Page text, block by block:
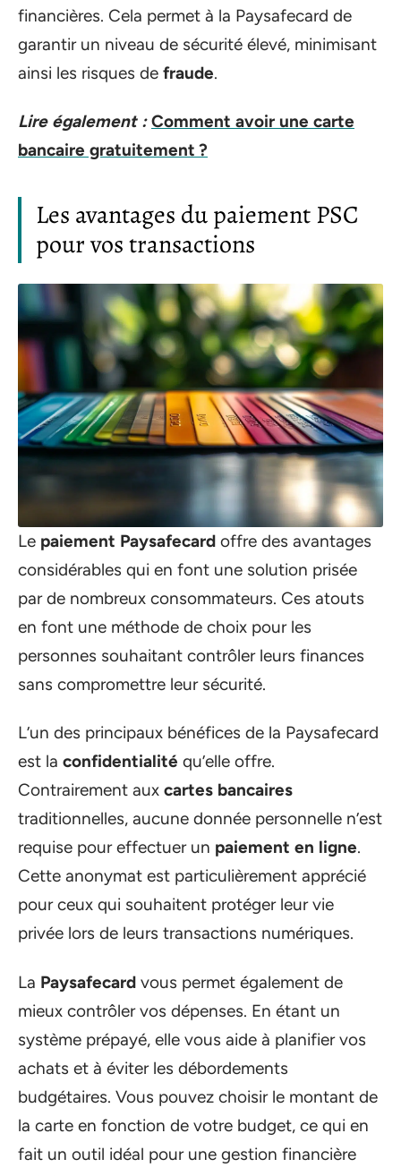
financières. Cela permet à la Paysafecard de
garantir un niveau de sécurité élevé, minimisant
ainsi les risques de fraude.
Lire également : Comment avoir une carte
bancaire gratuitement ?
Les avantages du paiement PSC
pour vos transactions
Le paiement Paysafecard offre des avantages
considérables qui en font une solution prisée
par de nombreux consommateurs. Ces atouts
en font une méthode de choix pour les
personnes souhaitant contrôler leurs finances
sans compromettre leur sécurité.
L’un des principaux bénéfices de la Paysafecard
est la confidentialité qu’elle offre.
Contrairement aux cartes bancaires
traditionnelles, aucune donnée personnelle n’est
requise pour effectuer un paiement en ligne.
Cette anonymat est particulièrement apprécié
pour ceux qui souhaitent protéger leur vie
privée lors de leurs transactions numériques.
La Paysafecard vous permet également de
mieux contrôler vos dépenses. En étant un
système prépayé, elle vous aide à planifier vos
achats et à éviter les débordements
budgétaires. Vous pouvez choisir le montant de
la carte en fonction de votre budget, ce qui en
fait un outil idéal pour une gestion financière